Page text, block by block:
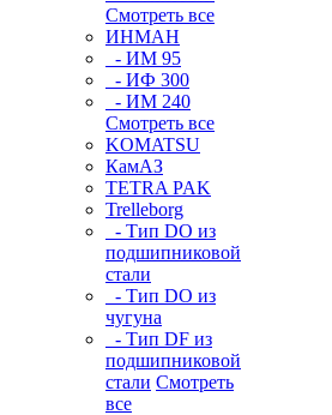
Смотреть все
ИНМАН
- ИМ 95
- ИФ 300
- ИМ 240
Смотреть все
KOMATSU
КамАЗ
TETRA PAK
Trelleborg
- Тип DO из
подшипниковой
стали
- Тип DO из
чугуна
- Тип DF из
подшипниковой
стали Смотреть
все